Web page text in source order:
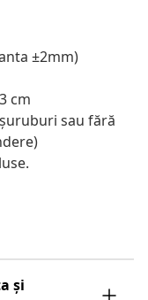
±2mm)
cm
sau fără
și